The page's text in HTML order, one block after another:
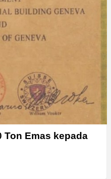
Ton Emas kepada